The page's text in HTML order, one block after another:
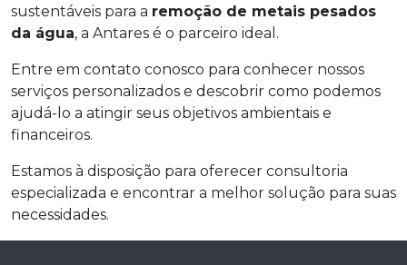
sustentáveis para a remoção de metais pesados
da água, a Antares é o parceiro ideal.
Entre em contato conosco para conhecer nossos
serviços personalizados e descobrir como podemos
ajudá-lo a atingir seus objetivos ambientais e
financeiros.
Estamos à disposição para oferecer consultoria
especializada e encontrar a melhor solução para suas
necessidades.